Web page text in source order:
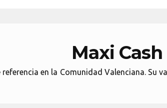
Maxi Cash
en la Comunidad Valenciana.